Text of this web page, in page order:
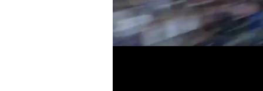
seconds
of
46
seconds
Volume